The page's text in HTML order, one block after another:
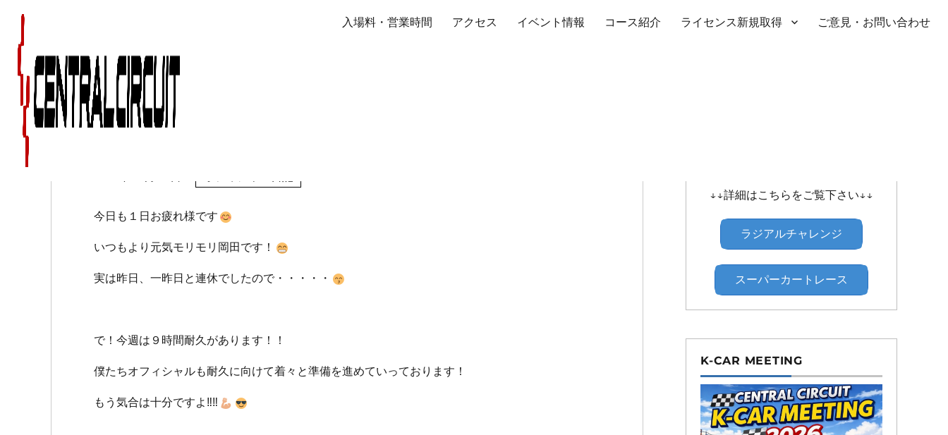
入場料・営業時間 アクセス イベント情報 コース紹介 ライセンス新規取得 ご意見・お問い合わせ
オフィシャル岡田～2017年8月2日（水）
今日も１日お疲れ様です
いつもより元気モリモリ岡田です！
実は昨日、一昨日と連休でしたので・・・・・
で！今週は９時間耐久があります！！
僕たちオフィシャルも耐久に向けて着々と準備を進めていっております！
もう気合は十分ですよ‼‼
↓↓詳細はこちらをご覧下さい↓↓
ラジアルチャレンジ
スーパーカートレース
K-CAR MEETING